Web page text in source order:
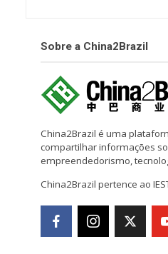
Sobre a China2Brazil
China2Brazil é uma
compartilhar informações
empreendedorismo,
China2Brazil pertence ao